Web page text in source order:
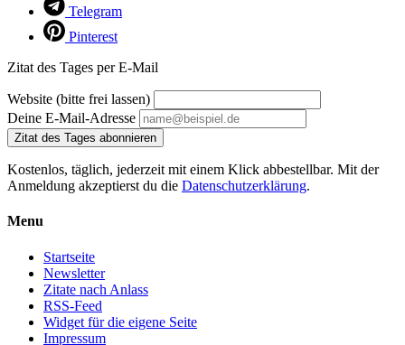
Telegram
Pinterest
Zitat des Tages per E-Mail
Website (bitte frei lassen)
Deine E-Mail-Adresse
Zitat des Tages abonnieren
Kostenlos, täglich, jederzeit mit einem Klick abbestellbar. Mit der
Anmeldung akzeptierst du die Datenschutzerklärung.
Menu
Startseite
Newsletter
Zitate nach Anlass
RSS-Feed
Widget für die eigene Seite
Impressum